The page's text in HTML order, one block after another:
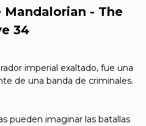
- The
34
imperial exaltado, fue una
de una banda de criminales.
pueden imaginar las batallas